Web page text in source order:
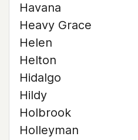
Havana
Heavy Grace
Helen
Helton
Hidalgo
Hildy
Holbrook
Holleyman